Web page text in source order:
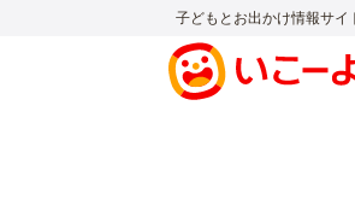
子どもとお出かけ情報サイ